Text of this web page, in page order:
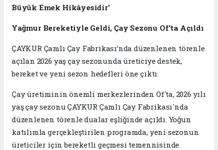
Büyük Emek Hikâyesidir'
Yağmur Bereketiyle Geldi, Çay Sezonu Of'ta Açıldı
ÇAYKUR Çamlı Çay Fabrikası’nda düzenlenen törenle
açılan 2026 yaş çay sezonunda üreticiye destek,
bereket ve yeni sezon hedefleri öne çıktı.
Çay üretiminin önemli merkezlerinden Of'ta, 2026 yılı
yaş çay sezonu ÇAYKUR Çamlı Çay Fabrikası'nda
düzenlenen törenle dualar eşliğinde açıldı. Yoğun
katılımla gerçekleştirilen programda, yeni sezonun
üreticiler için bereketli geçmesi temennisinde